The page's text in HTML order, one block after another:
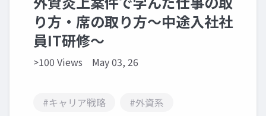
り方・席の取り方〜中途入社社
員IT研修〜
>100 Views May 03, 26
#キャリア戦略
#外資系